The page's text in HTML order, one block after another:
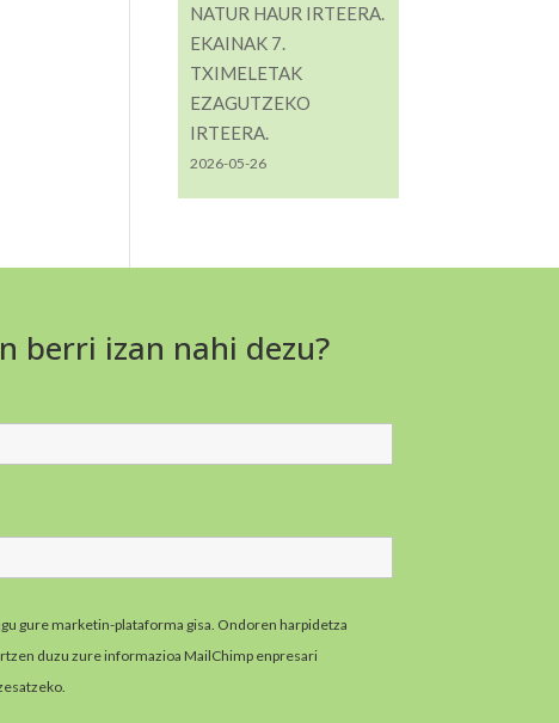
NATUR HAUR IRTEERA.
EKAINAK 7.
TXIMELETAK
EZAGUTZEKO
IRTEERA.
2026-05-26
berri izan nahi dezu?
gure marketin-plataforma gisa. Ondoren harpidetza
duzu zure informazioa MailChimp enpresari